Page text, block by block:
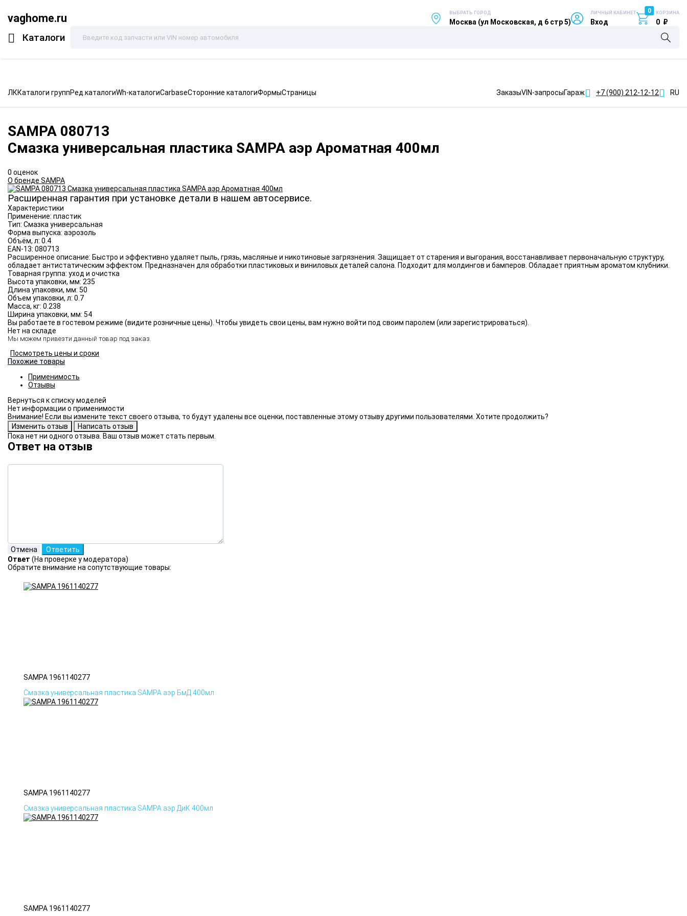
vaghome.ru
Каталоги
ВЫБРАТЬ ГОРОД
Москва (ул Московская, д 6 стр 5)
ЛИЧНЫЙ КАБИНЕТ
Вход
0 КОРЗИНА
0 ₽
ЛККаталоги группРед.каталогиWh-каталогиCarbaseСторонние каталогиФормыСтраницы ЗаказыVIN-запросыГараж +7 (900) 212-12-12 RU
SAMPA 080713
Смазка универсальная пластика SAMPA аэр Ароматная 400мл
0 оценок
О бренде SAMPA
Расширенная гарантия при установке детали в нашем автосервисе.
Характеристики
Применение: пластик
Тип: Смазка универсальная
Форма выпуска: аэрозоль
Объём, л: 0.4
EAN-13: 080713
Расширенное описание: Быстро и эффективно удаляет пыль, грязь, масляные и никотиновые загрязнения. Защищает от старения и выгорания, восстанавливает первоначальную структуру,
обладает антистатическим эффектом. Предназначен для обработки пластиковых и виниловых деталей салона. Подходит для молдингов и бамперов. Обладает приятным ароматом клубники.
Товарная группа: уход и очистка
Высота упаковки, мм: 235
Длина упаковки, мм: 50
Объем упаковки, л: 0.7
Масса, кг: 0.238
Ширина упаковки, мм: 54
Вы работаете в гостевом режиме (видите розничные цены). Чтобы увидеть свои цены, вам нужно войти под своим паролем (или зарегистрироваться).
Нет на складе
Мы можем привезти данный товар под заказ.
Посмотреть цены и сроки
Похожие товары
Применимость
Отзывы
Нет информации о применимости
Внимание! Если вы измените текст своего отзыва, то будут удалены все оценки, поставленные этому отзыву другими пользователями. Хотите продолжить?
Пока нет ни одного отзыва. Ваш отзыв может стать первым.
Ответ на отзыв
Ответ (На проверке у модератора)
Обратите внимание на сопутствующие товары:
SAMPA 1961140277
Смазка универсальная пластика SAMPA аэр БмД 400мл
SAMPA 1961140277
Смазка универсальная пластика SAMPA аэр ДиК 400мл
SAMPA 1961140277